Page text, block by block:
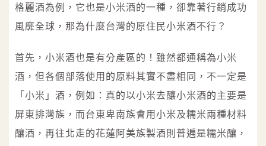
格麗酒為例，它也是小米酒的一種，卻靠著行銷成功
風靡全球，那為什麼台灣的原住民小米酒不行？
首先，小米酒也是有分產區的！雖然都通稱為小米
酒，但各個部落使用的原料其實不盡相同，不一定是
「小米」酒，例如：真的以小米去釀小米酒的主要是
屏東排灣族，而台東卑南族會用小米及糯米兩種材料
釀酒，再往北走的花蓮阿美族製酒則普遍是糯米釀，